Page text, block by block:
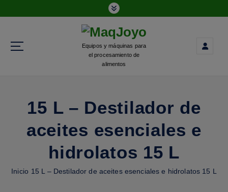
Equipos y máquinas para
el procesamiento de
alimentos
15 L – Destilador de
aceites esenciales e
hidrolatos 15 L
Inicio 15 L – Destilador de aceites esenciales e hidrolatos 15 L